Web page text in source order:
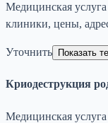
Медицинская
клиники, цены,
Уточнить Показать
Криодеструкция
Медицинская